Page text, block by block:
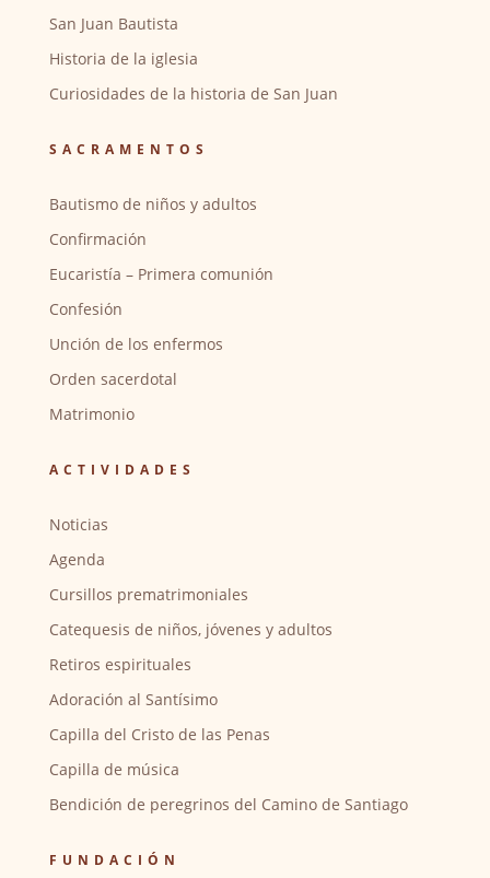
San Juan Bautista
Historia de la iglesia
Curiosidades de la historia de San Juan
SACRAMENTOS
Bautismo de niños y adultos
Confirmación
Eucaristía – Primera comunión
Confesión
Unción de los enfermos
Orden sacerdotal
Matrimonio
ACTIVIDADES
Noticias
Agenda
Cursillos prematrimoniales
Catequesis de niños, jóvenes y adultos
Retiros espirituales
Adoración al Santísimo
Capilla del Cristo de las Penas
Capilla de música
Bendición de peregrinos del Camino de Santiago
FUNDACIÓN